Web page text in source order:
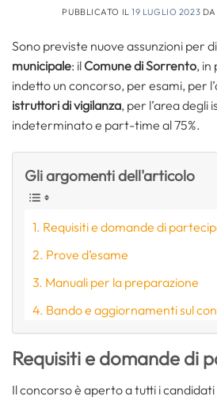
PUBBLICATO IL19 LUGLIO 2023 DA
Sono previste nuove assunzioni per
municipale: il Comune di Sorrento, in
indetto un concorso, per esami, per
istruttori di vigilanza, per l’area
indeterminato e part-time al 75%.
Gli argomenti dell'articolo
Requisiti e domande di
Prove d’esame
Manuali per la preparazione
Bando e aggiornamenti sul
Requisiti e domande di
Il concorso è aperto a tutti i candidati